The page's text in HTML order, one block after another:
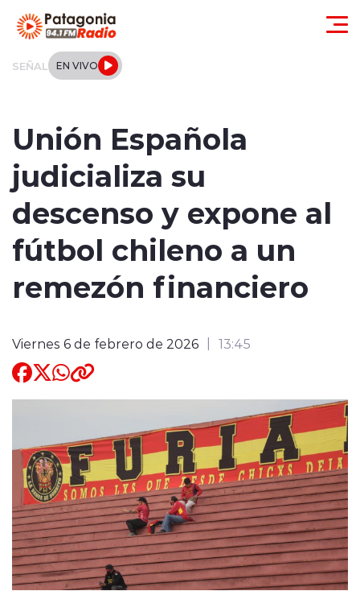
SEÑAL EN VIVO
Tendencias
Internacional
Entrevistas
modo claro
Unión Española
judicializa su
descenso y expone al
fútbol chileno a un
remezón financiero
Viernes 6 de febrero de 2026 13:45